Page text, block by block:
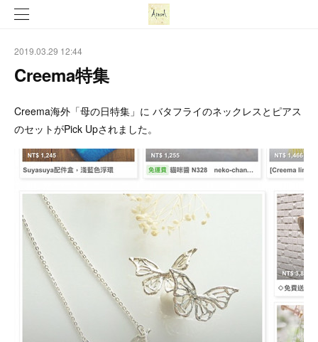
2019.03.29 12:44
Creema特集
Creema海外「母の日特集」に バタフライのネックレスとピアス
のセットがPick Upされました。